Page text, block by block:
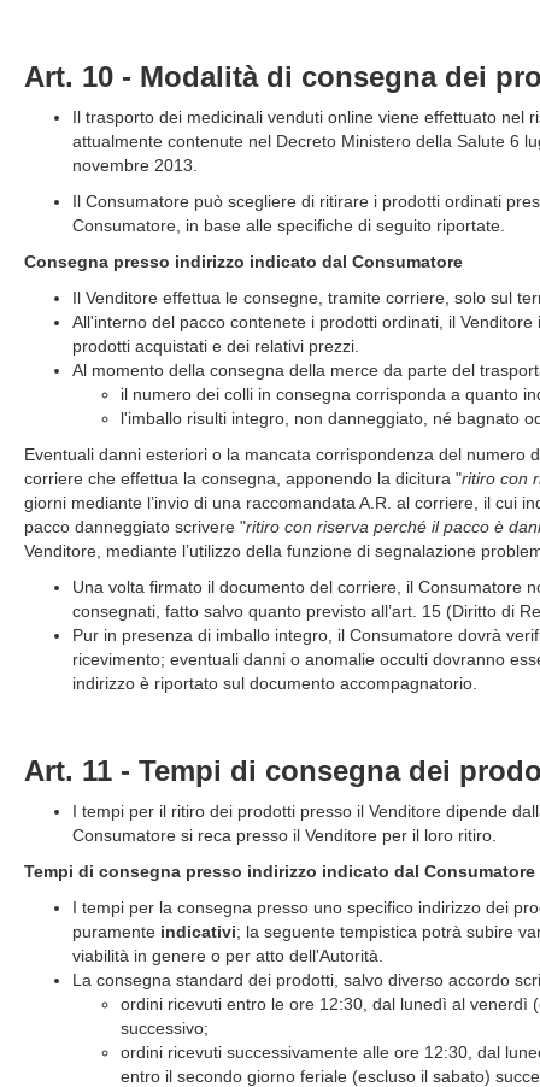
Art. 10 - Modalità di consegna dei
Il trasporto dei medicinali venduti online viene effettuato nel
attualmente contenute nel Decreto Ministero della Salute 6
novembre 2013.
Il Consumatore può scegliere di ritirare i prodotti ordinati
Consumatore, in base alle specifiche di seguito riportate.
Consegna presso indirizzo indicato dal Consumatore
Il Venditore effettua le consegne, tramite corriere, solo sul
All'interno del pacco contenete i prodotti ordinati, il
prodotti acquistati e dei relativi prezzi.
Al momento della consegna della merce da parte del
il numero dei colli in consegna corrisponda a quanto
l'imballo risulti integro, non danneggiato, né bagnato
Eventuali danni esteriori o la mancata corrispondenza del
corriere che effettua la consegna, apponendo la dicitura "ritiro con
giorni mediante l’invio di una raccomandata A.R. al corriere, il cui
pacco danneggiato scrivere "ritiro con riserva perché il pacco è
Venditore, mediante l’utilizzo della funzione di segnalazione
Una volta firmato il documento del corriere, il Consumatore
consegnati, fatto salvo quanto previsto all’art. 15 (Diritto di
Pur in presenza di imballo integro, il Consumatore dovrà
ricevimento; eventuali danni o anomalie occulti dovranno
indirizzo è riportato sul documento accompagnatorio.
Art. 11 - Tempi di consegna dei
I tempi per il ritiro dei prodotti presso il Venditore dipende
Consumatore si reca presso il Venditore per il loro ritiro.
Tempi di consegna presso indirizzo indicato dal Consumatore
I tempi per la consegna presso uno specifico indirizzo dei
puramente indicativi; la seguente tempistica potrà subire
viabilità in genere o per atto dell'Autorità.
La consegna standard dei prodotti, salvo diverso accordo
ordini ricevuti entro le ore 12:30, dal lunedì al venerdì
successivo;
ordini ricevuti successivamente alle ore 12:30, dal
entro il secondo giorno feriale (escluso il sabato)